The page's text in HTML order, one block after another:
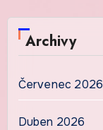
Archivy
Červenec 2026
Duben 2026